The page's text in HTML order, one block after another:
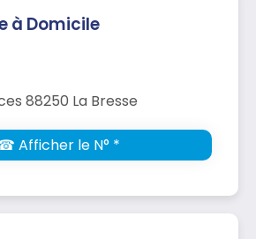
à Domicile
88250 La Bresse
Afficher le N° *